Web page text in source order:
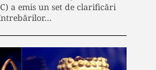
a emis un set de clarificări